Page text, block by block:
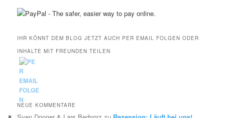
IHR KÖNNT DEM BLOG JETZT AUCH PER EMAIL FOLGEN ODER
INHALTE MIT FREUNDEN TEILEN
NEUE KOMMENTARE